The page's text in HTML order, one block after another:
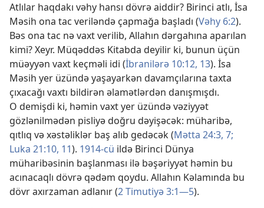
Atlılar haqdakı vəhy hansı dövrə aiddir? Birinci atlı, İsa
Məsih ona tac veriləndə çapmağa başladı (Vəhy 6:2).
Bəs ona tac nə vaxt verilib, Allahın dərgahına aparılan
kimi? Xeyr. Müqəddəs Kitabda deyilir ki, bunun üçün
müəyyən vaxt keçməli idi (İbranilərə 10:12, 13). İsa
Məsih yer üzündə yaşayarkən davamçılarına taxta
çıxacağı vaxtı bildirən əlamətlərdən danışmışdı.
O demişdi ki, həmin vaxt yer üzündə vəziyyət
gözlənilmədən pisliyə doğru dəyişəcək: müharibə,
qıtlıq və xəstəliklər baş alıb gedəcək (Mətta 24:3, 7;
Luka 21:10, 11). 1914-cü ildə Birinci Dünya
müharibəsinin başlanması ilə bəşəriyyət həmin bu
acınacaqlı dövrə qədəm qoydu. Allahın Kəlamında bu
dövr axırzaman adlanır (2 Timutiyə 3:1—5).